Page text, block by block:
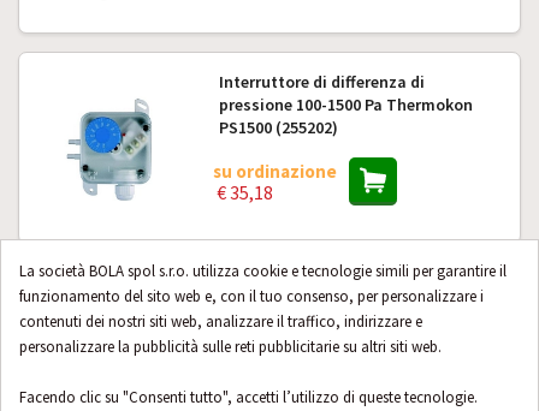
La società BOLA spol s.r.o. utilizza cookie e tecnologie simili per garantire il
funzionamento del sito web e, con il tuo consenso, per personalizzare i
contenuti dei nostri siti web, analizzare il traffico, indirizzare e
personalizzare la pubblicità sulle reti pubblicitarie su altri siti web.
Facendo clic su "Consenti tutto", accetti l’utilizzo di queste tecnologie.
Interruttore di differenza di
pressione 100-1500 Pa Thermokon
PS1500 (255202)
su ordinazione
€ 35,18
Flangia di montaggio flessibile
Thermokon MF7 (7/6/4mm) (399098)
su ordinazione